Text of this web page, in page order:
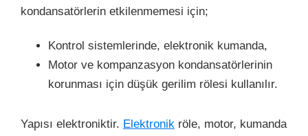
kondansatörlerin etkilenmemesi için;
Kontrol sistemlerinde, elektronik kumanda,
Motor ve kompanzasyon kondansatörlerinin
korunması için düşük gerilim rölesi kullanılır.
Yapısı elektroniktir. Elektronik röle, motor, kumanda